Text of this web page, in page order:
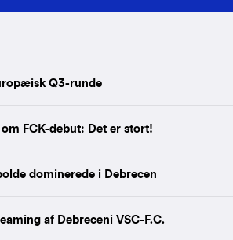
Q3-runde
FCK-debut: Det er stort!
dominerede i Debrecen
af Debreceni VSC-F.C.